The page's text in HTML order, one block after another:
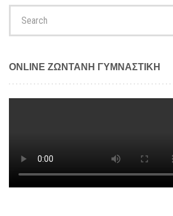
ONLINE ΖΩΝΤΑΝΗ ΓΥΜΝΑΣΤΙΚΗ